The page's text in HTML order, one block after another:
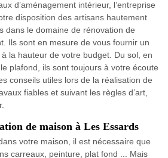
d’aménagement intérieur, l’entreprise
disposition des artisans hautement
dans le domaine de rénovation de
Ils sont en mesure de vous fournir un
la hauteur de votre budget. Du sol, en
plafond, ils sont toujours à votre écoute
conseils utiles lors de la réalisation de
fiables et suivant les règles d’art,
de maison à Les Essards
votre maison, il est nécessaire que
carreaux, peinture, plat fond ... Mais